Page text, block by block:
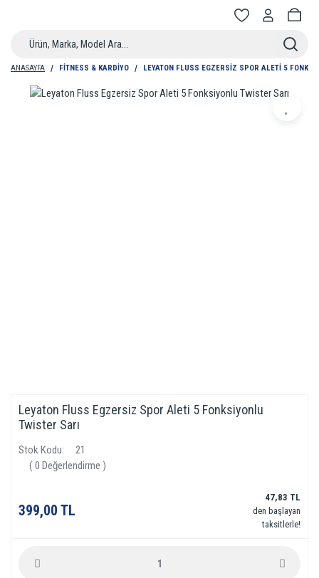
ANASAYFA FITNESS & KARDIYO LEYATON FLUSS EGZERSIZ SPOR ALETI 5
Leyaton Fluss Egzersiz Spor Aleti 5 Fonksiyonlu
Twister Sarı
Stok Kodu
21
( 0 Değerlendirme )
399,00 TL
47,83 TL
den başlayan
taksitlerle!